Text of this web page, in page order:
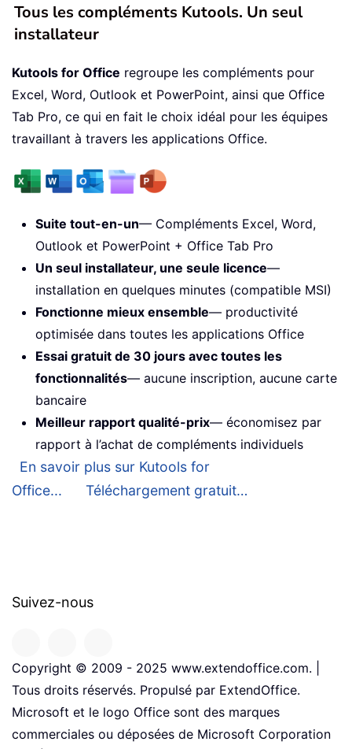
Tous les compléments Kutools. Un seul
installateur
Kutools for Office regroupe les compléments pour
Excel, Word, Outlook et PowerPoint, ainsi que Office
Tab Pro, ce qui en fait le choix idéal pour les équipes
travaillant à travers les applications Office.
Suite tout-en-un— Compléments Excel, Word,
Outlook et PowerPoint + Office Tab Pro
Un seul installateur, une seule licence—
installation en quelques minutes (compatible MSI)
Fonctionne mieux ensemble— productivité
optimisée dans toutes les applications Office
Essai gratuit de 30 jours avec toutes les
fonctionnalités— aucune inscription, aucune carte
bancaire
Meilleur rapport qualité-prix— économisez par
rapport à l’achat de compléments individuels
En savoir plus sur Kutools for
Office...
Téléchargement gratuit…
Suivez-nous
Copyright © 2009 - 2025 www.extendoffice.com. |
Tous droits réservés. Propulsé par ExtendOffice.
Microsoft et le logo Office sont des marques
commerciales ou déposées de Microsoft Corporation